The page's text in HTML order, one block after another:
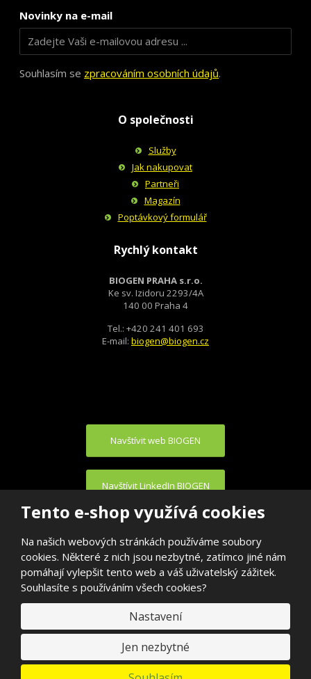
Tento e-shop využívá cookies
Na našich webových stránkách používáme soubory
cookies. Některé z nich jsou nezbytné, zatímco jiné nám
pomáhají vylepšit tento web a váš uživatelský zážitek.
Souhlasíte s používáním všech cookies?
Nastavení
Jen nezbytné
Novinky na e-mail
Souhlasím se zpracováním osobních údajů.
O společnosti
Služby
Jak nakupovat
Partneři
Magazín
Poptávkový formulář
Rychlý kontakt
BIOGEN PRAHA s.r.o.
Ke sv. Izidoru 2293/4A
140 00 Praha 4
Tel.: +420 241 401 693
E-mail: biogen@biogen.cz
Navštívit web BIOGEN
Navštívit LinkedIn BIOGEN
VYROBILA
Á
.